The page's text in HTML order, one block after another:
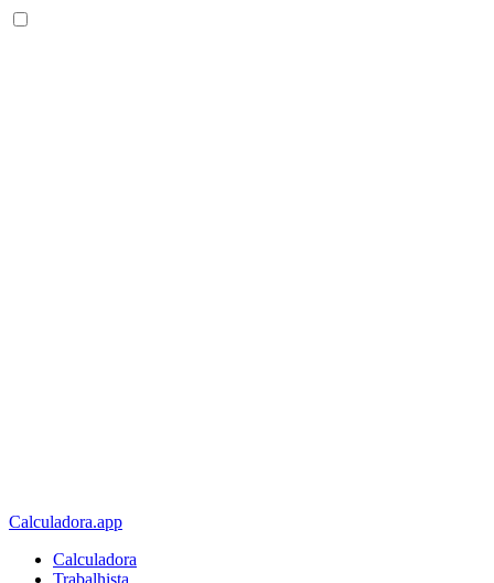
Calculadora.app
Calculadora
Trabalhista